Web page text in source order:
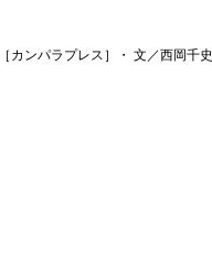
カンパラプレス］・ 文／西岡千史